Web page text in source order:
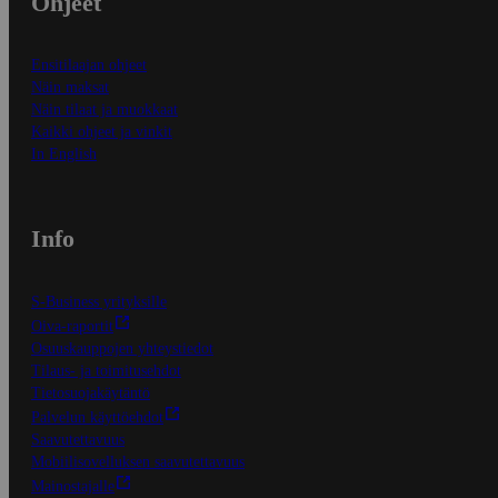
Ensitilaajan ohjeet
Näin maksat
Näin tilaat ja muokkaat
Kaikki ohjeet ja vinkit
In English
Info
S-Business yrityksille
Oiva-raportit
Osuuskauppojen yhteystiedot
Tilaus- ja toimitusehdot
Tietosuojakäytäntö
Palvelun käyttöehdot
Saavutettavuus
Mobiilisovelluksen saavutettavuus
Mainostajalle